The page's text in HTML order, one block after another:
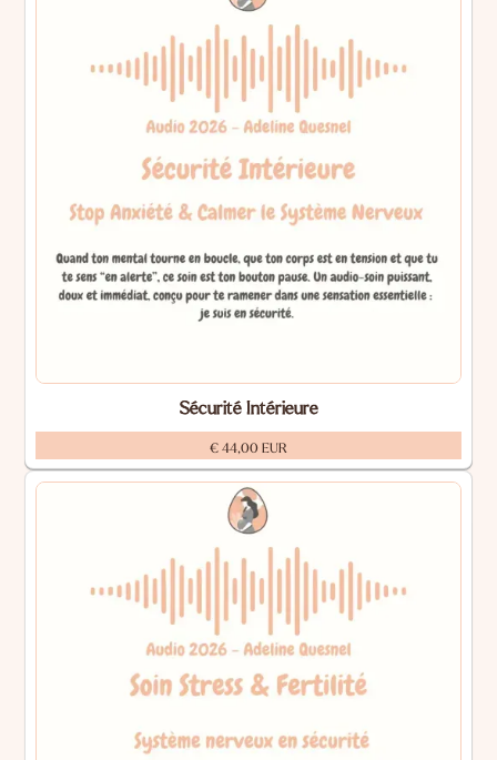
Sécurité Intérieure
€ 44,00 EUR